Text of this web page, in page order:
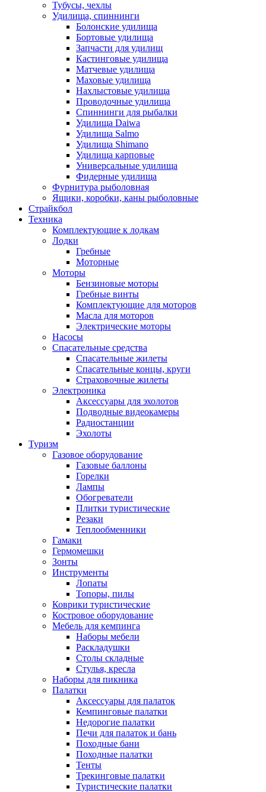
Тубусы, чехлы
Удилища, спиннинги
Болонские удилища
Бортовые удилища
Запчасти для удилищ
Кастинговые удилища
Матчевые удилища
Маховые удилища
Нахлыстовые удилища
Проводочные удилища
Спиннинги для рыбалки
Удилища Daiwa
Удилища Salmo
Удилища Shimano
Удилища карповые
Универсальные удилища
Фидерные удилища
Фурнитура рыболовная
Ящики, коробки, каны рыболовные
Страйкбол
Техника
Комплектующие к лодкам
Лодки
Гребные
Моторные
Моторы
Бензиновые моторы
Гребные винты
Комплектующие для моторов
Масла для моторов
Электрические моторы
Насосы
Спасательные средства
Спасательные жилеты
Спасательные концы, круги
Страховочные жилеты
Электроника
Аксессуары для эхолотов
Подводные видеокамеры
Радиостанции
Эхолоты
Туризм
Газовое оборудование
Газовые баллоны
Горелки
Лампы
Обогреватели
Плитки туристические
Резаки
Теплообменники
Гамаки
Гермомешки
Зонты
Инструменты
Лопаты
Топоры, пилы
Коврики туристические
Костровое оборудование
Мебель для кемпинга
Наборы мебели
Раскладушки
Столы складные
Стулья, кресла
Наборы для пикника
Палатки
Аксессуары для палаток
Кемпинговые палатки
Недорогие палатки
Печи для палаток и бань
Походные бани
Походные палатки
Тенты
Трекинговые палатки
Туристические палатки